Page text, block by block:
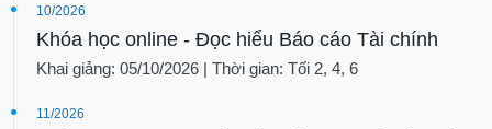
10/2026
Khóa học online - Đọc hiểu Báo cáo Tài chính
Khai giảng: 05/10/2026 | Thời gian: Tối 2, 4, 6
11/2026